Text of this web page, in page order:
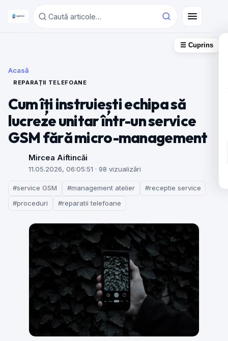
☰ Cuprins
Acasă
REPARAȚII TELEFOANE
Cum îți instruiești echipa să
lucreze unitar într-un service
GSM fără micro-management
Mircea Aiftincăi
11.05.2026, 06:05:51 · 98 vizualizări
#service GSM #management atelier
#receptie service
#proceduri
#reparatii telefoane